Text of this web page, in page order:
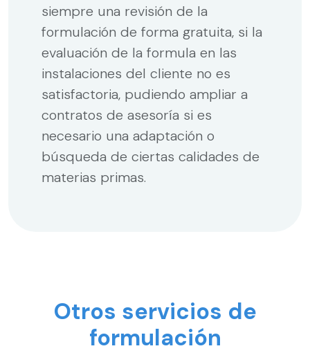
siempre una revisión de la
formulación de forma gratuita, si la
evaluación de la formula en las
instalaciones del cliente no es
satisfactoria, pudiendo ampliar a
contratos de asesoría si es
necesario una adaptación o
búsqueda de ciertas calidades de
materias primas.
Otros servicios de
formulación